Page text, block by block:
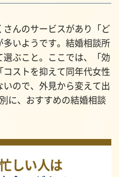
んのサービスがあり「ど
いようです。結婚相談所
ぶこと。ここでは、「効
ストを抑えて同年代女性
ので、外見から変えて出
に、おすすめの結婚相談
しい人は